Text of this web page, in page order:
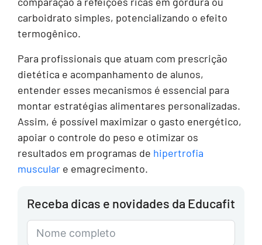
carboidrato simples, potencializando o efeito
termogênico.
Para profissionais que atuam com prescrição
dietética e acompanhamento de alunos,
entender esses mecanismos é essencial para
montar estratégias alimentares personalizadas.
Assim, é possível maximizar o gasto energético,
apoiar o controle do peso e otimizar os
resultados em programas de hipertrofia
muscular e emagrecimento.
Receba dicas e novidades da Educafit